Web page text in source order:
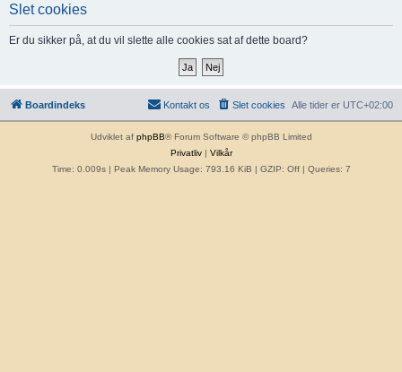
Slet cookies
Er du sikker på, at du vil slette alle cookies sat af dette board?
Boardindeks Alle tider er UTC+02:00
Slet cookies
Kontakt os
Udviklet af phpBB® Forum Software © phpBB Limited
Privatliv| Vilkår
Time: 0.009s| Peak Memory Usage: 793.16 KiB | GZIP: Off | Queries: 7